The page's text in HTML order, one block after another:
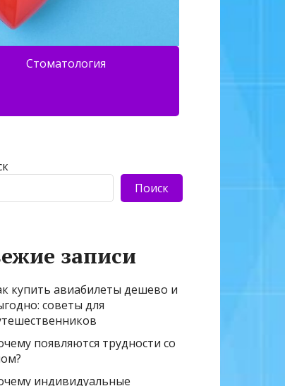
Стоматология
Поиск
записи
купить авиабилеты дешево и
советы для
появляются трудности со
индивидуальные